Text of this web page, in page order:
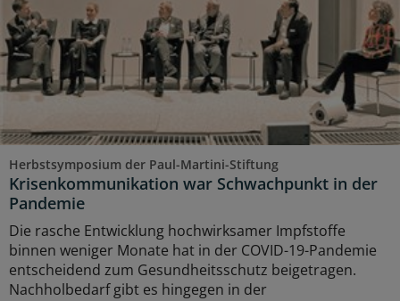
Herbstsymposium der Paul-Martini-Stiftung
Krisenkommunikation war Schwachpunkt in der
Pandemie
Die rasche Entwicklung hochwirksamer Impfstoffe
binnen weniger Monate hat in der COVID-19-Pandemie
entscheidend zum Gesundheitsschutz beigetragen.
Nachholbedarf gibt es hingegen in der